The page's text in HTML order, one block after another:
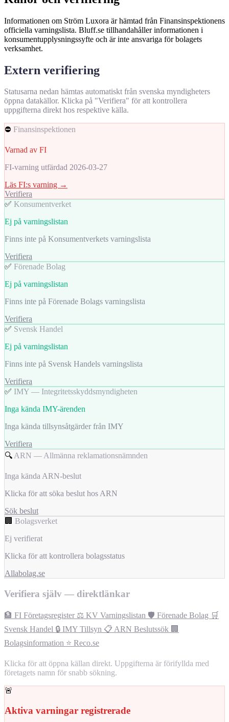
Informationen om Ström Luxora är hämtad från Finansinspektionens
officiella varningslista. Bluff.se tillhandahåller informationen i
konsumentupplysningssyfte och är inte ansvariga för bolagets
verksamhet.
Extern verifiering
Statusarna nedan hämtas automatiskt från svenska myndigheters
öppna datakällor. Klicka på "Verifiera" för att kontrollera
uppgifterna direkt hos respektive källa.
⛔ Finansinspektionen
Varnad av FI
FI-varning utfärdad 2026-03-27
Läs FI:s varning →
Verifiera
✅ Konsumentverket
Ej på varningslistan
Finns inte på Konsumentverkets varningslista
Verifiera
✅ Förenade Bolag
Ej på varningslistan
Finns inte på Förenade Bolags varningslista
Verifiera
✅ Svensk Handel
Ej på varningslistan
Finns inte på Svensk Handels varningslista
Verifiera
✅ IMY — Integritetsskyddsmyndigheten
Inga kända IMY-ärenden
Inga kända tillsynsåtgärder från IMY
Verifiera
🔍ARN — Allmänna reklamationsnämnden
Inga kända ARN-beslut
Klicka för att söka beslut hos ARN
Sök beslut
🏢 Bolagsverket
Ej verifierat
Klicka för att kontrollera bolagsstatus
Allabolag.se
Verifiera själv — direktlänkar
🏦 FI Företagsregister ⚖️ KV Varningslistan 🛡️ Förenade Bolag 🛒
Svensk Handel 🔒 IMY Tillsyn 📋 ARN Beslutssök 🏢
Bolagsinformation ⭐ Reco.se
Klicka för att öppna källan direkt. Uppgifterna är förifyllda med
företagets namn för snabb sökning.
🚨
Aktiva varningar registrerade